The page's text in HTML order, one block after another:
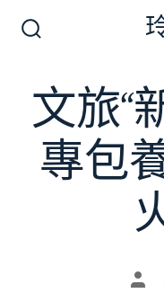
換
開
關
文旅“
專包
文